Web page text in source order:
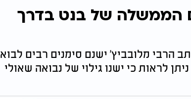
הממשלה של בנט בדרך
הרבי מלובביץ' ישנם סימנים רבים לבוא
הגאולה. בסימן בנ'ט שנכתב בשנת 1988 ניתן לראות כי ישנו גילוי של נבואה שאולי